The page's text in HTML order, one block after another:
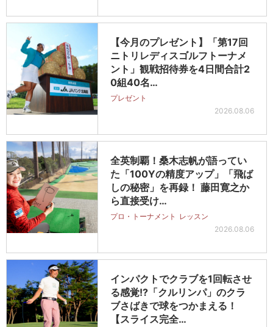
【今月のプレゼント】「第17回
ニトリレディスゴルフトーナメ
ント」観戦招待券を4日間合計2
0組40名…
プレゼント
2026.08.06
全英制覇！桑木志帆が語ってい
た「100Yの精度アップ」「飛ば
しの秘密」を再録！ 藤田寛之か
ら直接受け…
プロ・トーナメント レッスン
2026.08.06
インパクトでクラブを1回転させ
る感覚!?「クルリンパ」のクラ
ブさばきで球をつかまえる！
【スライス完全…